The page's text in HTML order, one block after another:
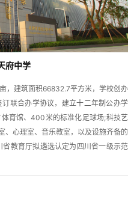
府中学
，建筑面积66832.7平方米，学校创办
联合办学协议，建立十二年制公办学
育馆、400米的标准化足球场;科技艺
、心理室、音乐教室，以及设施齐备的
教育厅拟遴选认定为四川省一级示范